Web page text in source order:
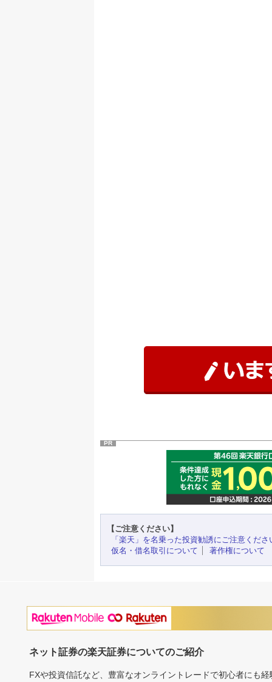
PR
【ご注意ください】
「楽天」を名乗った投資勧誘にご注意くださ
仮名・借名取引について
著作権について
ネット証券の楽天証券についてのご紹介
FXや投資信託など、豊富なオンライントレードで初心者にも